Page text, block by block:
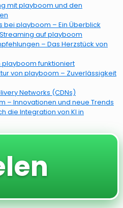
mit playboom und den
bei playboom – Ein Überblick
auf playboom
– Das Herzstück von
playboom funktioniert
von playboom – Zuverlässigkeit
Networks (CDNs)
– Innovationen und neue Trends
die Integration von KI in